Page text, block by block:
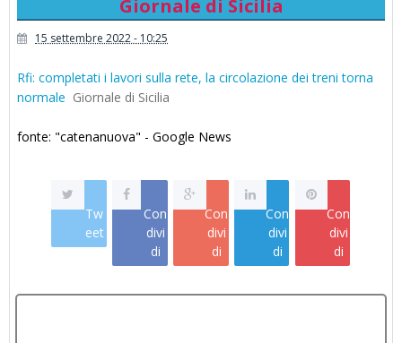
Giornale di Sicilia
15 settembre 2022 - 10:25
Rfi: completati i lavori sulla rete, la circolazione dei treni torna
normale Giornale di Sicilia
fonte: "catenanuova" - Google News
Tw
eet
Con
divi
di
Con
divi
di
Con
divi
di
Con
divi
di